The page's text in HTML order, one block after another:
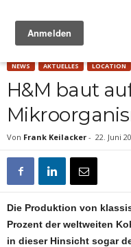
NEWS AKTUELLES LOCATION
H&M baut
Von Frank Keilacker - 22. Juni
Die Produktion von
Prozent der weltweiten
in dieser Hinsicht sogar